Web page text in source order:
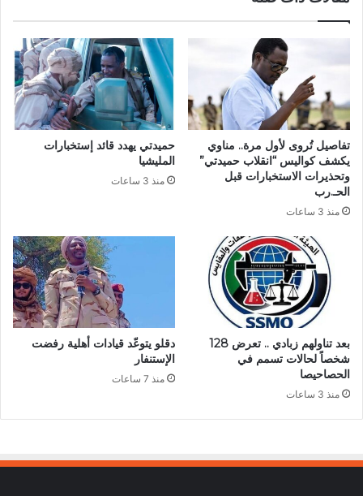
تفاصيل تُروى لأول مرة.. مناوي
يكشف كواليس “انقلاب حميدتي”
وتحذيرات الاستخبارات قبل
الحـ.رب
منذ 3 ساعات
حميدتي يهدد قائد إستخبارات
المليشيا
منذ 3 ساعات
بعد تناولهم زبادي .. تعرض 128
شخصاً لحالات تسمم في
الحصاحيصا
منذ 3 ساعات
دقلو يتوعّد قيادات أهلية رفضت
الإستنفار
منذ 7 ساعات